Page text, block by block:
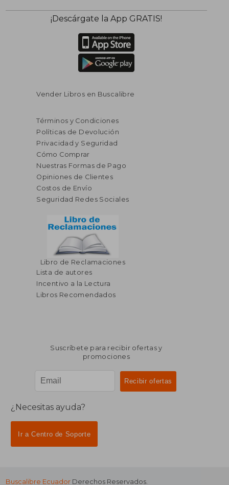
¡Descárgate la App GRATIS!
Vender Libros en Buscalibre
Términos y Condiciones
Políticas de Devolución
Privacidad y Seguridad
Cómo Comprar
Nuestras Formas de Pago
Opiniones de Clientes
Costos de Envío
Seguridad Redes Sociales
Libro de Reclamaciones
Lista de autores
Incentivo a la Lectura
Libros Recomendados
Suscríbete para recibir ofertas y
promociones
¿Necesitas ayuda?
Ir a Centro de Soporte
Buscalibre Ecuador Derechos Reservados.